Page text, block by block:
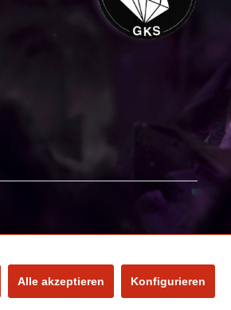
Alle akzeptieren Konfigurieren
Kundenbewertungen
Noch nicht